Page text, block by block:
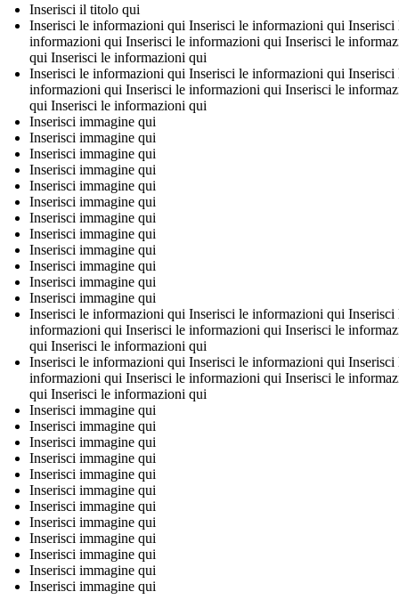
Inserisci il titolo qui
Inserisci le informazioni qui Inserisci le informazioni qui Inserisci
informazioni qui Inserisci le informazioni qui Inserisci le
qui Inserisci le informazioni qui
Inserisci le informazioni qui Inserisci le informazioni qui Inserisci
informazioni qui Inserisci le informazioni qui Inserisci le
qui Inserisci le informazioni qui
Inserisci immagine qui
Inserisci immagine qui
Inserisci immagine qui
Inserisci immagine qui
Inserisci immagine qui
Inserisci immagine qui
Inserisci immagine qui
Inserisci immagine qui
Inserisci immagine qui
Inserisci immagine qui
Inserisci immagine qui
Inserisci immagine qui
Inserisci le informazioni qui Inserisci le informazioni qui Inserisci
informazioni qui Inserisci le informazioni qui Inserisci le
qui Inserisci le informazioni qui
Inserisci le informazioni qui Inserisci le informazioni qui Inserisci
informazioni qui Inserisci le informazioni qui Inserisci le
qui Inserisci le informazioni qui
Inserisci immagine qui
Inserisci immagine qui
Inserisci immagine qui
Inserisci immagine qui
Inserisci immagine qui
Inserisci immagine qui
Inserisci immagine qui
Inserisci immagine qui
Inserisci immagine qui
Inserisci immagine qui
Inserisci immagine qui
Inserisci immagine qui